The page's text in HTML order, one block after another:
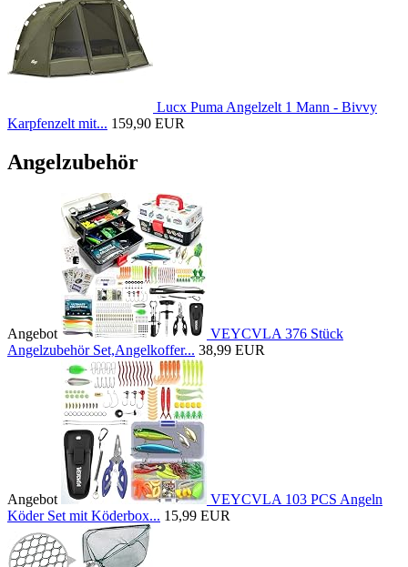
Lucx Puma Angelzelt 1 Mann - Bivvy
Karpfenzelt mit... 159,90 EUR
Angelzubehör
Angebot
VEYCVLA 376 Stück
Angelzubehör Set,Angelkoffer... 38,99 EUR
Angebot
VEYCVLA 103 PCS Angeln
Köder Set mit Köderbox... 15,99 EUR